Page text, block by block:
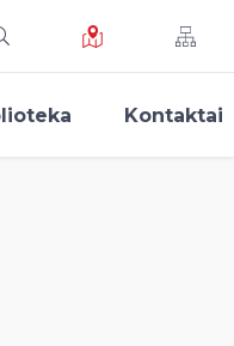
Kontaktai